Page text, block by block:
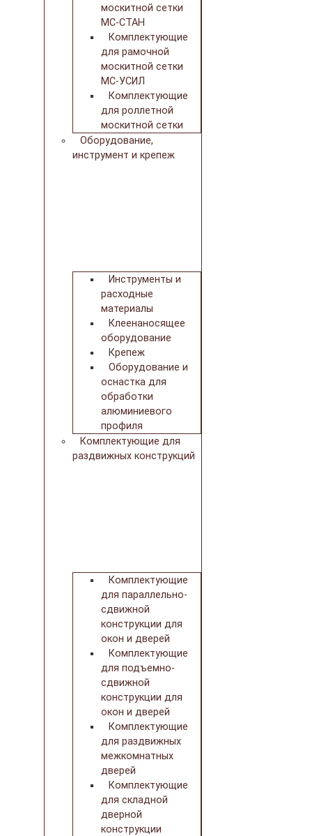
москитной сетки
МС-СТАН
Комплектующие
для рамочной
москитной сетки
МС-УСИЛ
Комплектующие
для роллетной
москитной сетки
Оборудование,
инструмент и крепеж
Инструменты и
расходные
материалы
Клеенаносящее
оборудование
Крепеж
Оборудование и
оснастка для
обработки
алюминиевого
профиля
Комплектующие для
раздвижных конструкций
Комплектующие
для параллельно-
сдвижной
конструкции для
окон и дверей
Комплектующие
для подъемно-
сдвижной
конструкции для
окон и дверей
Комплектующие
для раздвижных
межкомнатных
дверей
Комплектующие
для складной
дверной
конструкции